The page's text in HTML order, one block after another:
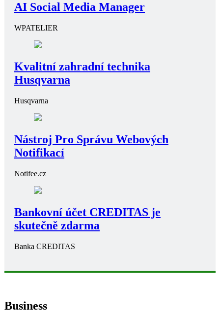
AI Social Media Manager
WPATELIER
Kvalitní zahradní technika
Husqvarna
Husqvarna
Nástroj Pro Správu Webových
Notifikací
Notifee.cz
Bankovní účet CREDITAS je
skutečně zdarma
Banka CREDITAS
Business